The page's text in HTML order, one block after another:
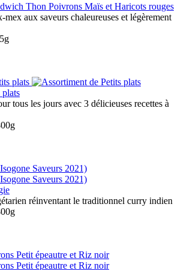
Thon Poivrons Maïs et Haricots rouges
aux saveurs chaleureuses et légèrement
plats
tous les jours avec 3 délicieuses recettes à
réinventant le traditionnel curry indien